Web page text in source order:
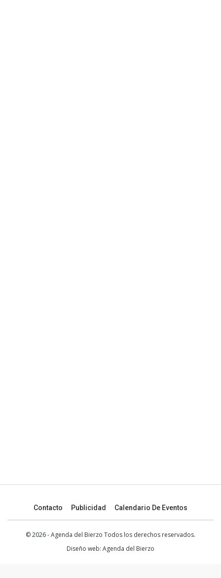
Contacto Publicidad Calendario De Eventos
© 2026 - Agenda del Bierzo Todos los derechos reservados.
Diseño web: Agenda del Bierzo